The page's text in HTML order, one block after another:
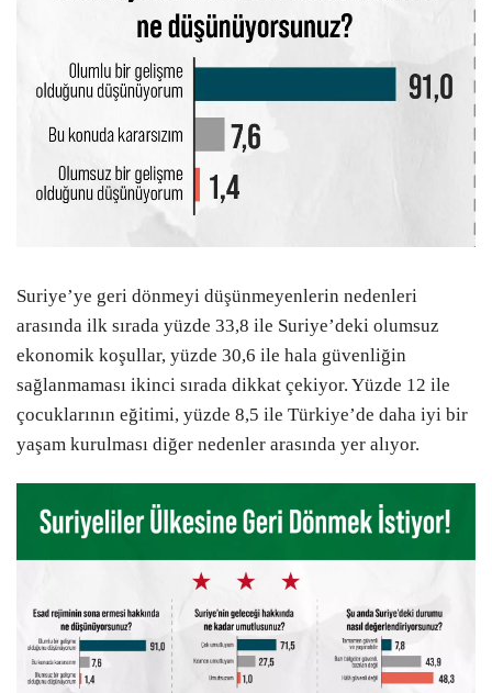
Suriye’ye geri dönmeyi düşünmeyenlerin nedenleri
arasında ilk sırada yüzde 33,8 ile Suriye’deki olumsuz
ekonomik koşullar, yüzde 30,6 ile hala güvenliğin
sağlanmaması ikinci sırada dikkat çekiyor. Yüzde 12 ile
çocuklarının eğitimi, yüzde 8,5 ile Türkiye’de daha iyi bir
yaşam kurulması diğer nedenler arasında yer alıyor.